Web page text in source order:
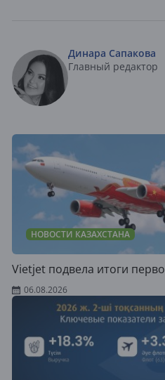
Динара Сапакова
Главный редактор
НОВОСТИ КАЗАХСТАНА
Vietjet подвела итоги
06.08.2026